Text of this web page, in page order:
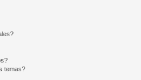
temas?